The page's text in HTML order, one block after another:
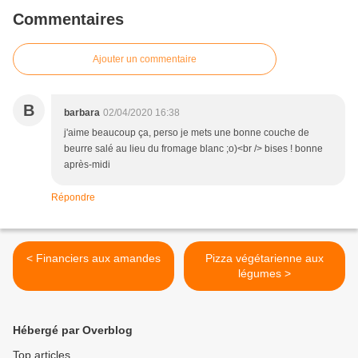
Commentaires
Ajouter un commentaire
B barbara 02/04/2020 16:38
j'aime beaucoup ça, perso je mets une bonne couche de
beurre salé au lieu du fromage blanc ;o)<br /> bises ! bonne
après-midi
Répondre
< Financiers aux amandes
Pizza végétarienne aux
légumes >
Hébergé par Overblog
Top articles